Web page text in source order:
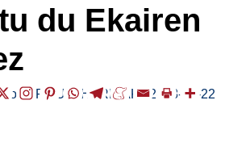
du Ekairen
/ERMUA, HERRIAK/2018-02-22